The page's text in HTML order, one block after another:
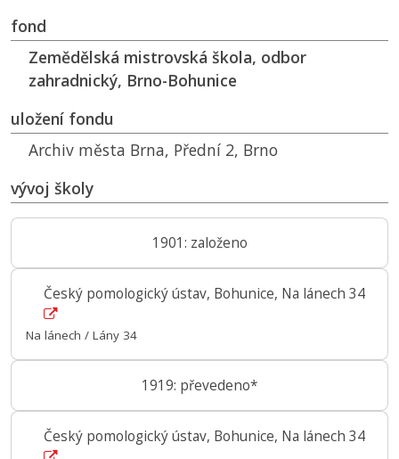
fond
Zemědělská mistrovská škola, odbor
zahradnický, Brno-Bohunice
uložení fondu
Archiv města Brna, Přední 2, Brno
vývoj školy
1901: založeno
Český pomologický ústav, Bohunice, Na lánech 34
Na lánech / Lány 34
1919: převedeno*
Český pomologický ústav, Bohunice, Na lánech 34